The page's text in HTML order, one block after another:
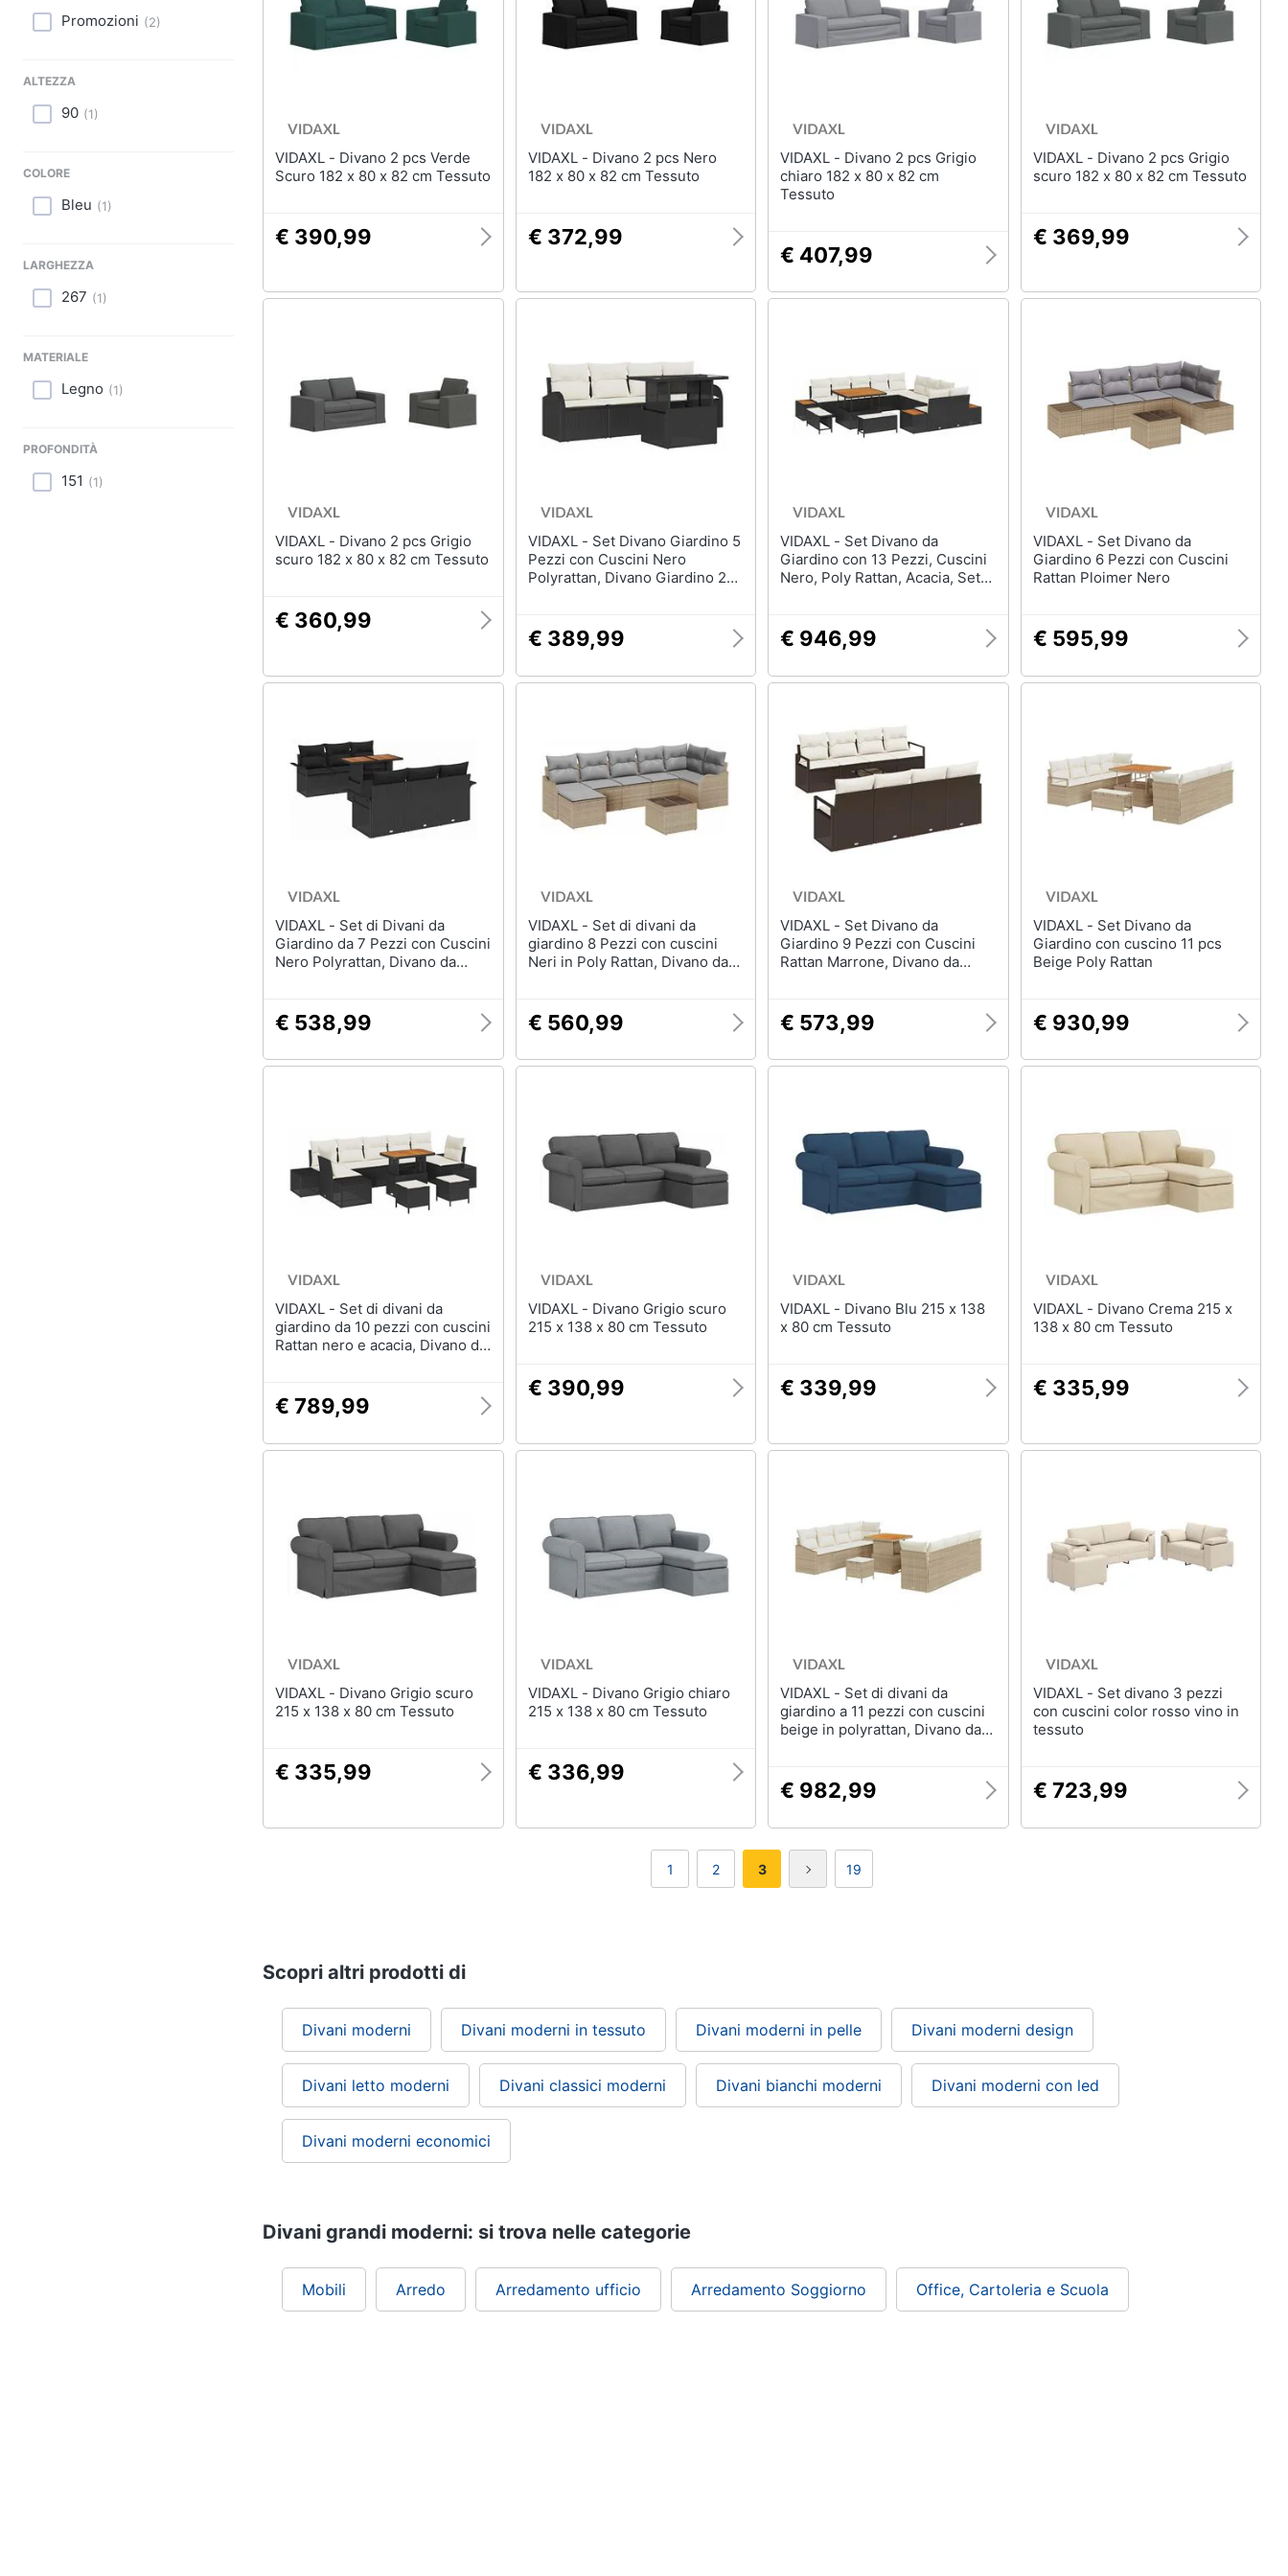
Motori
Promozioni
Lavatoio
Mobili lavanderia
Promozioni (2)
ALTEZZA
90 (1)
COLORE
Bleu (1)
LARGHEZZA
267 (1)
MATERIALE
Legno (1)
PROFONDITÀ
151 (1)
VIDAXL - Divano 2 pcs Verde
Scuro 182 x 80 x 82 cm Tessuto
€ 390,99
VIDAXL - Divano 2 pcs Nero
182 x 80 x 82 cm Tessuto
€ 372,99
VIDAXL - Divano 2 pcs Grigio
chiaro 182 x 80 x 82 cm
Tessuto
€ 407,99
VIDAXL - Divano 2 pcs Grigio
scuro 182 x 80 x 82 cm Tessuto
€ 369,99
VIDAXL - Divano 2 pcs Grigio
scuro 182 x 80 x 82 cm Tessuto
€ 360,99
VIDAXL - Set Divano Giardino 5
Pezzi con Cuscini Nero
Polyrattan, Divano Giardino 2
€ 389,99
VIDAXL - Set Divano da
Giardino con 13 Pezzi, Cuscini
Nero, Poly Rattan, Acacia, Set
Rattan, Acacia
€ 946,99
VIDAXL - Set Divano da
Giardino 6 Pezzi con Cuscini
Rattan Ploimer Nero
€ 595,99
VIDAXL - Set di Divani da
Giardino da 7 Pezzi con Cuscini
Nero Polyrattan, Divano da
Polyrattan
€ 538,99
VIDAXL - Set di divani da
giardino 8 Pezzi con cuscini
Neri in Poly Rattan, Divano da
€ 560,99
VIDAXL - Set Divano da
Giardino 9 Pezzi con Cuscini
Rattan Marrone, Divano da
€ 573,99
VIDAXL - Set Divano da
Giardino con cuscino 11 pcs
Beige Poly Rattan
€ 930,99
VIDAXL - Set di divani da
giardino da 10 pezzi con cuscini
Rattan nero e acacia, Divano da
pranzo da giardino da 3 pezzi
con cuscini Rattan nero e
€ 789,99
VIDAXL - Divano Grigio scuro
215 x 138 x 80 cm Tessuto
€ 390,99
VIDAXL - Divano Blu 215 x 138
x 80 cm Tessuto
€ 339,99
VIDAXL - Divano Crema 215 x
138 x 80 cm Tessuto
€ 335,99
VIDAXL - Divano Grigio scuro
215 x 138 x 80 cm Tessuto
€ 335,99
VIDAXL - Divano Grigio chiaro
215 x 138 x 80 cm Tessuto
€ 336,99
VIDAXL - Set di divani da
giardino a 11 pezzi con cuscini
beige in polyrattan, Divano da
polyrattan, Set da pranzo da
giardino a 3 pezzi con cuscini
€ 982,99
VIDAXL - Set divano 3 pezzi
con cuscini color rosso vino in
tessuto
€ 723,99
1 2 3 19
Scopri altri prodotti di
Divani moderni Divani moderni in tessuto Divani moderni in pelle Divani moderni design
Divani letto moderni Divani classici moderni Divani bianchi moderni Divani moderni con led
Divani moderni economici
Divani grandi moderni: si trova nelle categorie
Mobili Arredo Arredamento ufficio Arredamento Soggiorno Office, Cartoleria e Scuola